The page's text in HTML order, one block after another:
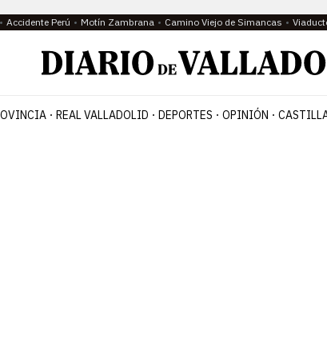
Accidente Perú Motín Zambrana Camino Viejo de Simancas
REAL VALLADOLID DEPORTES OPINIÓN